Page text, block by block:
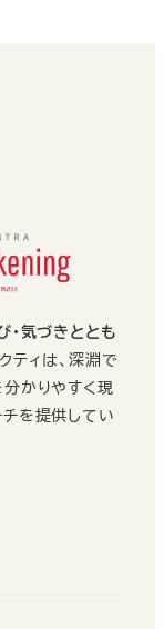
・気づきととも
ティは、深淵で
かりやすく現
を提供してい